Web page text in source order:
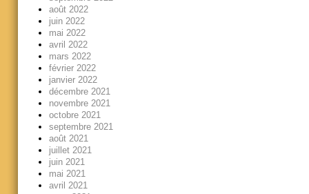
août 2022
juin 2022
mai 2022
avril 2022
mars 2022
février 2022
janvier 2022
décembre 2021
novembre 2021
octobre 2021
septembre 2021
août 2021
juillet 2021
juin 2021
mai 2021
avril 2021